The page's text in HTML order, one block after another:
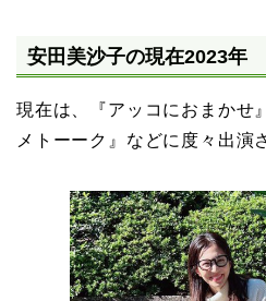
安田美沙子の現在2023年
現在は、『アッコにおまかせ
メトーーク』などに度々出演